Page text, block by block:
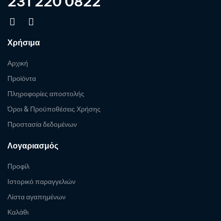
Χρήσιμα
Αρχική
Προϊόντα
Πληροφορίες αποστολής
Όροι & Προϋποθέσεις Χρήσης
Προστασία δεδομένων
Λογαριασμός
Προφίλ
Ιστορικό παραγγελιών
Λίστα αγαπημένων
Καλάθι